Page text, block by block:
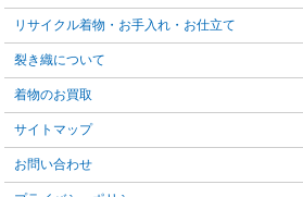
リサイクル着物・お手入れ・お仕立て
裂き織について
着物のお買取
サイトマップ
お問い合わせ